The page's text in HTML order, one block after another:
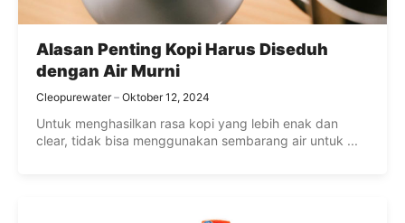
Alasan Penting Kopi Harus Diseduh
dengan Air Murni
Cleopurewater Oktober 12, 2024
Untuk menghasilkan rasa kopi yang lebih enak dan
clear, tidak bisa menggunakan sembarang air untuk ...